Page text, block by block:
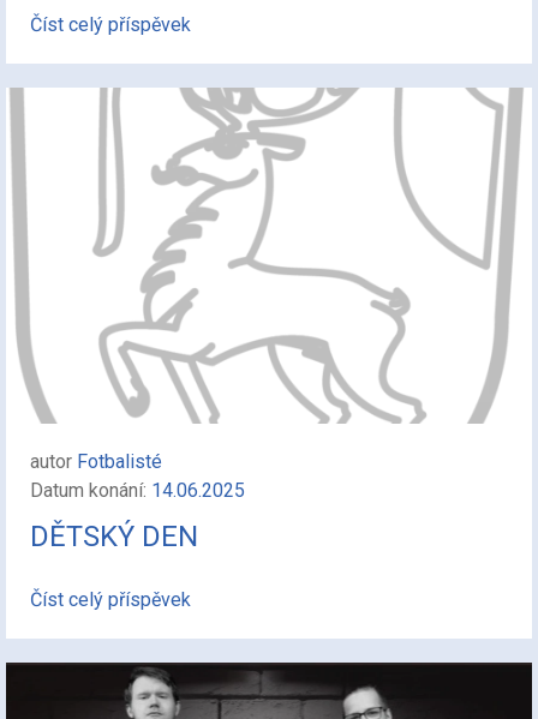
Číst celý příspěvek
autor Fotbalisté
Datum konání: 14.06.2025
DĚTSKÝ DEN
Číst celý příspěvek